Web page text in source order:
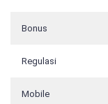
Bonus
Regulasi
Mobile